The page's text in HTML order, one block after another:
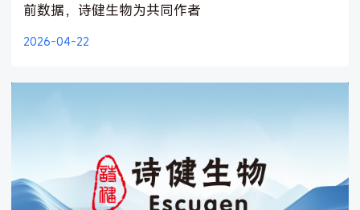
前数据，诗健生物为共同作者
2026-04-22